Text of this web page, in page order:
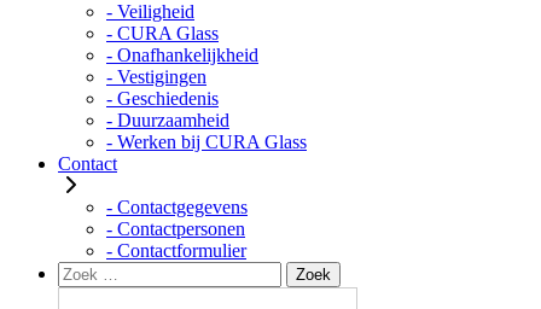
- Veiligheid
- CURA Glass
- Onafhankelijkheid
- Vestigingen
- Geschiedenis
- Duurzaamheid
- Werken bij CURA Glass
Contact
- Contactgegevens
- Contactpersonen
- Contactformulier
Zoeken
naar:
Zoek